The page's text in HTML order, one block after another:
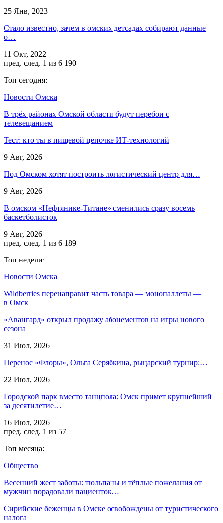
25 Янв, 2023
Стало известно, зачем в омских детсадах собирают данные
о…
11 Окт, 2022
пред. след. 1 из 6 190
Топ сегодня:
Новости Омска
В трёх районах Омской области будут перебои с
телевещанием
Тест: кто ты в пищевой цепочке ИТ-технологий
9 Авг, 2026
Под Омском хотят построить логистический центр для…
9 Авг, 2026
В омском «Нефтянике-Титане» сменились сразу восемь
баскетболисток
9 Авг, 2026
пред. след. 1 из 6 189
Топ недели:
Новости Омска
Wildberries перенаправит часть товара — монопаллеты —
в Омск
«Авангард» открыл продажу абонементов на игры нового
сезона
31 Июл, 2026
Перенос «Флоры», Ольга Серябкина, рыцарский турнир:…
22 Июл, 2026
Городской парк вместо танцпола: Омск примет крупнейший
за десятилетие…
16 Июл, 2026
пред. след. 1 из 57
Топ месяца:
Общество
Весенний жест заботы: тюльпаны и тёплые пожелания от
мужчин порадовали пациенток…
Сирийские беженцы в Омске освобождены от туристического
налога